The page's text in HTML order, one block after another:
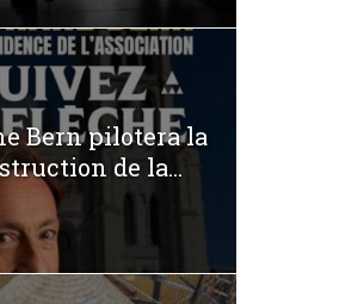
Bern pilotera la
de la...